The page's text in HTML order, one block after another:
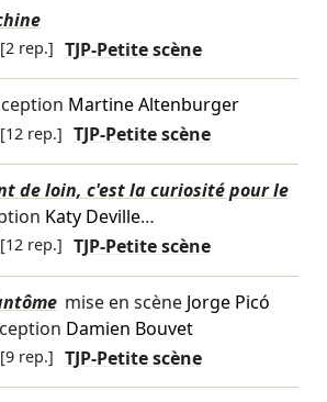
[2 rep.] TJP-Petite scène
Martine Altenburger
[12 rep.] TJP-Petite scène
de loin, c'est la curiosité pour le
Katy Deville…
[12 rep.] TJP-Petite scène
mise en scène Jorge Picó
Damien Bouvet
[9 rep.] TJP-Petite scène